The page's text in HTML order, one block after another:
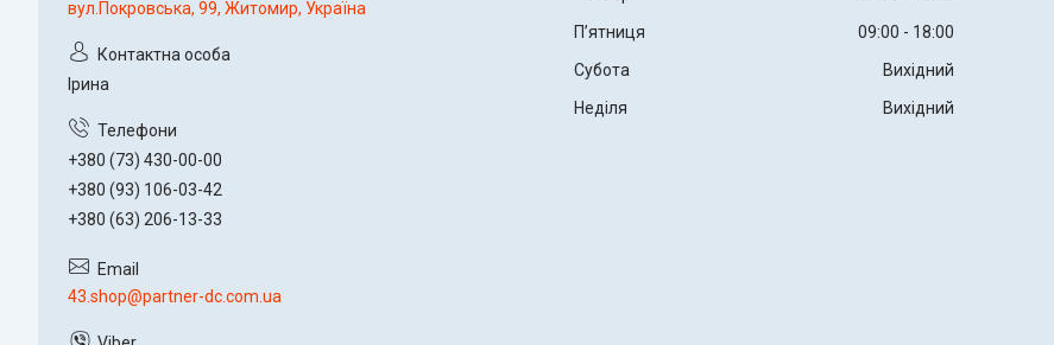
вул.Покровська, 99, Житомир, Україна
Ірина
+380 (73) 430-00-00
+380 (93) 106-03-42
+380 (63) 206-13-33
43.shop@partner-dc.com.ua
Пʼятниця
09:00
18:00
Субота
Вихідний
Неділя
Вихідний